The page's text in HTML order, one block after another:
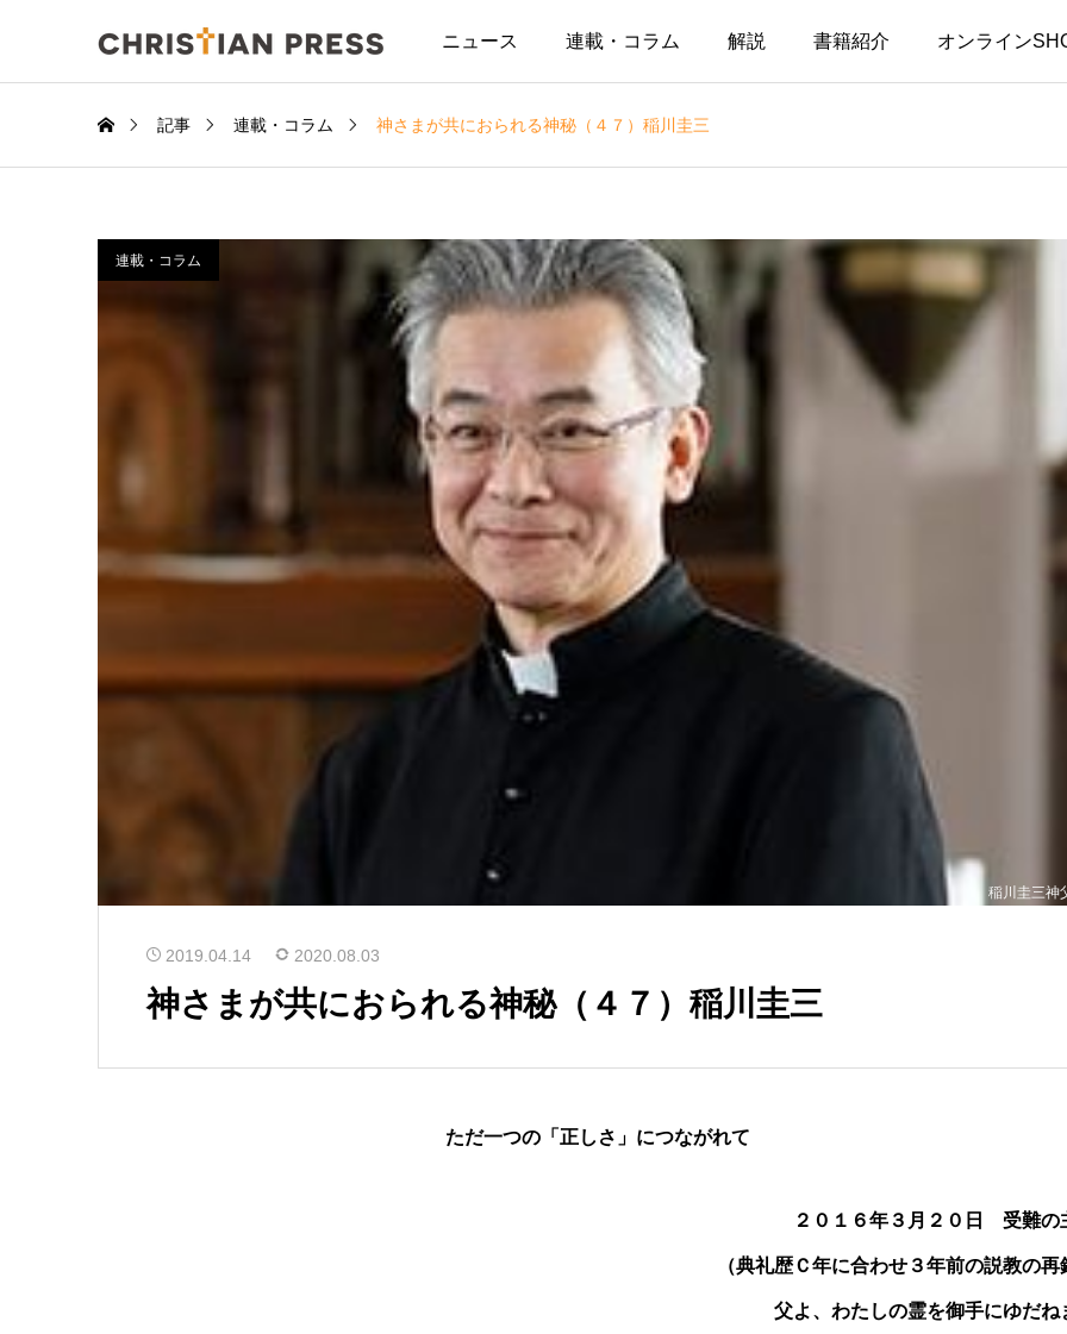
ニュース 連載・コラム 解説 書籍紹介 オンライン
記事 連載・コラム 神さまが共におられる神秘（４７）稲川圭三
稲川圭三神
連載・コラム
2019.04.14 2020.08.03
神さまが共におられる神秘（４７）稲川圭三
ただ一つの「正しさ」につながれて
２０１６年３月２０日 受難の
（典礼歴Ｃ年に合わせ３年前の説教の再
父よ、わたしの霊を御手にゆだね